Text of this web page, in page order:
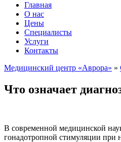
Главная
О нас
Цены
Специалисты
Услуги
Контакты
Медицинский центр «Аврора» »
Что означает
В современной медицинской
гонадотропной стимуляции при